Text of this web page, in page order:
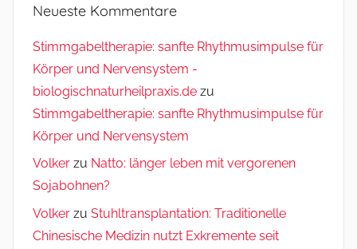
Neueste Kommentare
Stimmgabeltherapie: sanfte Rhythmusimpulse für
Körper und Nervensystem -
biologischnaturheilpraxis.de zu
Stimmgabeltherapie: sanfte Rhythmusimpulse für
Körper und Nervensystem
Volker zu Natto: länger leben mit vergorenen
Sojabohnen?
Volker zu Stuhltransplantation: Traditionelle
Chinesische Medizin nutzt Exkremente seit